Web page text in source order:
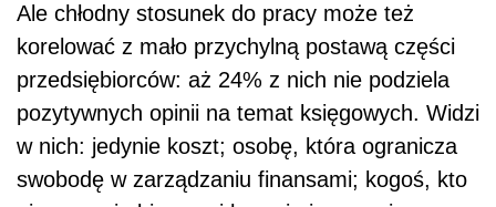
Ale chłodny stosunek do pracy może też
korelować z mało przychylną postawą części
przedsiębiorców: aż 24% z nich nie podziela
pozytywnych opinii na temat księgowych. Widzi
w nich: jedynie koszt; osobę, która ogranicza
swobodę w zarządzaniu finansami; kogoś, kto